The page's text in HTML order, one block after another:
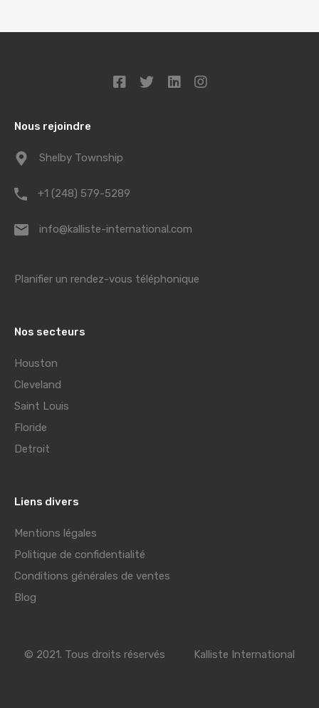
Nous rejoindre
Shelby Township
+1 (248) 579-5289
info@kalliste-international.com
Planifier un rendez-vous téléphonique
Nos secteurs
Houston
Cleveland
Saint Louis
Floride
Detroit
Liens divers
Mentions légales
Politique de confidentialité
Conditions générales de ventes
Blog
© 2021. Tous droits réservés Kalliste International